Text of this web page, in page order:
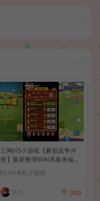
三网H5小游戏【蘑菇战争冲
突】最新整理WIN系服务端+
教程
H5单机小游戏
波少 300